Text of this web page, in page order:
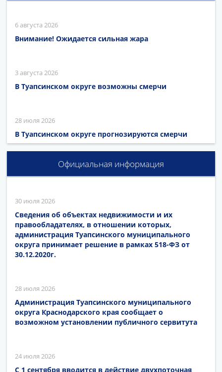
6 августа 2026
Внимание! Ожидается сильная жара
3 августа 2026
В Туапсинском округе возможны смерчи
28 июля 2026
В Туапсинском округе прогнозируются смерчи
Официальная информация
30 июля 2026
Сведения об объектах недвижимости и их
правообладателях, в отношении которых,
администрация Туапсинского муниципального
округа принимает решение в рамках 518-ФЗ от
30.12.2020г.
28 июля 2026
Администрация Туапсинского муниципального
округа Краснодарского края сообщает о
возможном установлении публичного сервитута
24 июля 2026
С 1 сентября вводится в действие двухпоточная